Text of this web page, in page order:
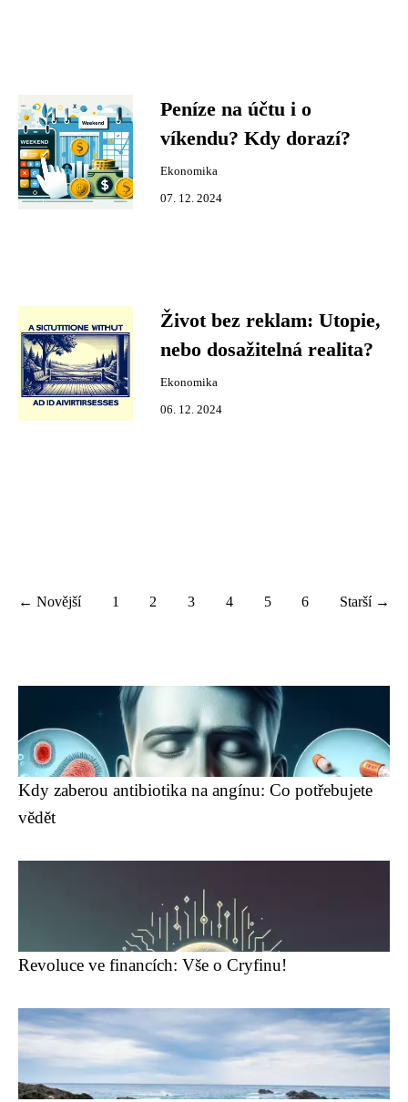
Peníze na účtu i o
víkendu? Kdy dorazí?
Ekonomika
07. 12. 2024
Život bez reklam: Utopie,
nebo dosažitelná realita?
Ekonomika
06. 12. 2024
← Novější 1 2 3 4 5 6 Starší →
Kdy zaberou antibiotika na angínu: Co potřebujete
vědět
Revoluce ve financích: Vše o Cryfinu!